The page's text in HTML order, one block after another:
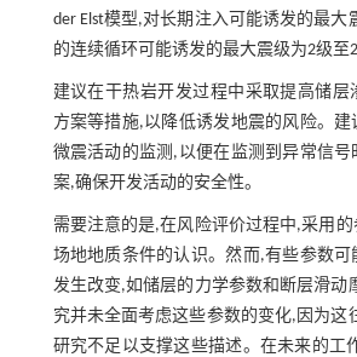
der Elst模型,对长期注入可能诱发的最大
的连续循环可能诱发的最大震级为2级至
建议在干热岩开发过程中采取提高储层
方案等措施,以降低诱发地震的风险。建
微震活动的监测,以便在监测到异常信号
案,确保开发活动的安全性。
需要注意的是,在风险评价过程中,采用
场地地质条件的认识。然而,有些参数可
发生改变,如储层的力学参数和断层滑动
究并未全面考虑这些参数的变化,因为这
研究不足以支撑这些描述。在未来的工